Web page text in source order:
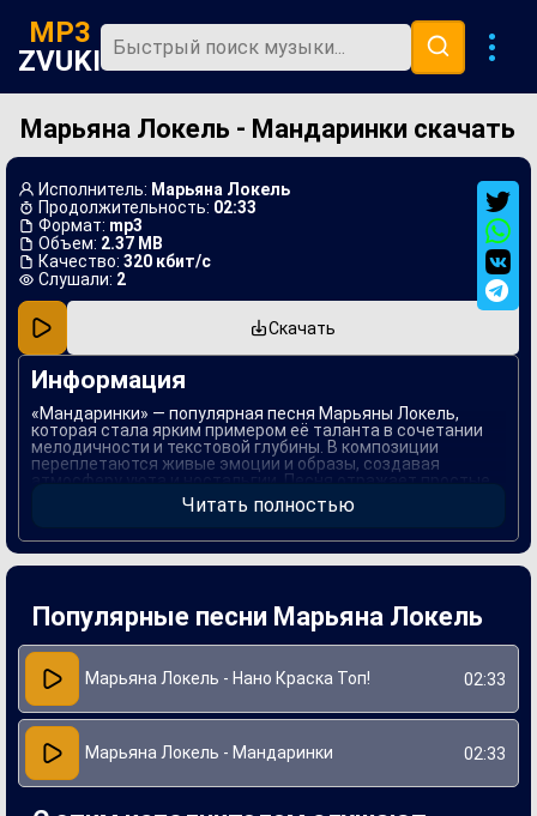
MP3
ZVUKI
Главная
Популярная
В машину
Музыка 80х
Ремиксы
Марьяна Локель - Мандаринки скачать
Исполнитель: Марьяна Локель
Продолжительность: 02:33
Формат: mp3
Объем: 2.37 MB
Качество: 320 кбит/с
Слушали: 2
Скачать
Информация
«Мандаринки» — популярная песня Марьяны Локель,
которая стала ярким примером её таланта в сочетании
мелодичности и текстовой глубины. В композиции
переплетаются живые эмоции и образы, создавая
атмосферу уюта и ностальгии. Песня отражает простые
радости жизни, воплощенные в ярких метафорах, что
делает её особенно близкой многим слушателям.
Создание «Мандаринок» стало новым шагом в карьере
Марьяны. Она сама написала текст и присвоила ему
анимации, подчеркивает искренность её слов и дарит
слушателям возможность погрузиться в яркий мир
чувств и воспоминаний. Эта песня укрепила позицию
Локель на музыкальной сцене и привлекла внимание
новой аудитории.
Читать полностью
Популярные песни Марьяна Локель
Марьяна Локель - Нано Краска Топ! 02:33
Марьяна Локель - Мандаринки 02:33